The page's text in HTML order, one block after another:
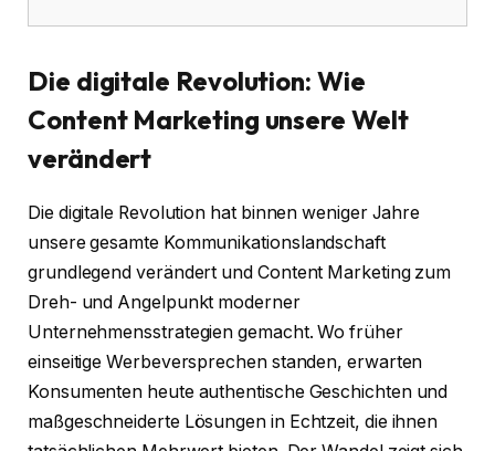
Die digitale Revolution: Wie
Content Marketing unsere Welt
verändert
Die digitale Revolution hat binnen weniger Jahre
unsere gesamte Kommunikationslandschaft
grundlegend verändert und Content Marketing zum
Dreh- und Angelpunkt moderner
Unternehmensstrategien gemacht. Wo früher
einseitige Werbeversprechen standen, erwarten
Konsumenten heute authentische Geschichten und
maßgeschneiderte Lösungen in Echtzeit, die ihnen